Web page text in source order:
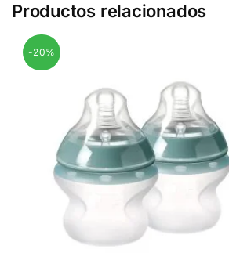
Productos relacionados
-20%